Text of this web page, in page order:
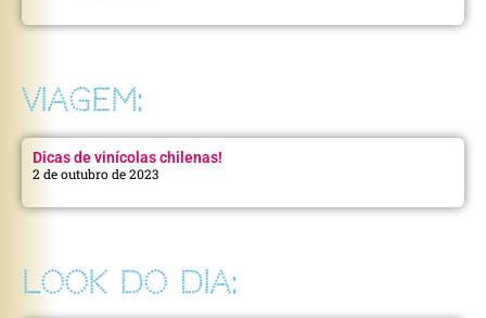
VIAGEM:
Dicas de vinícolas chilenas!
2 de outubro de 2023
LOOK DO DIA: